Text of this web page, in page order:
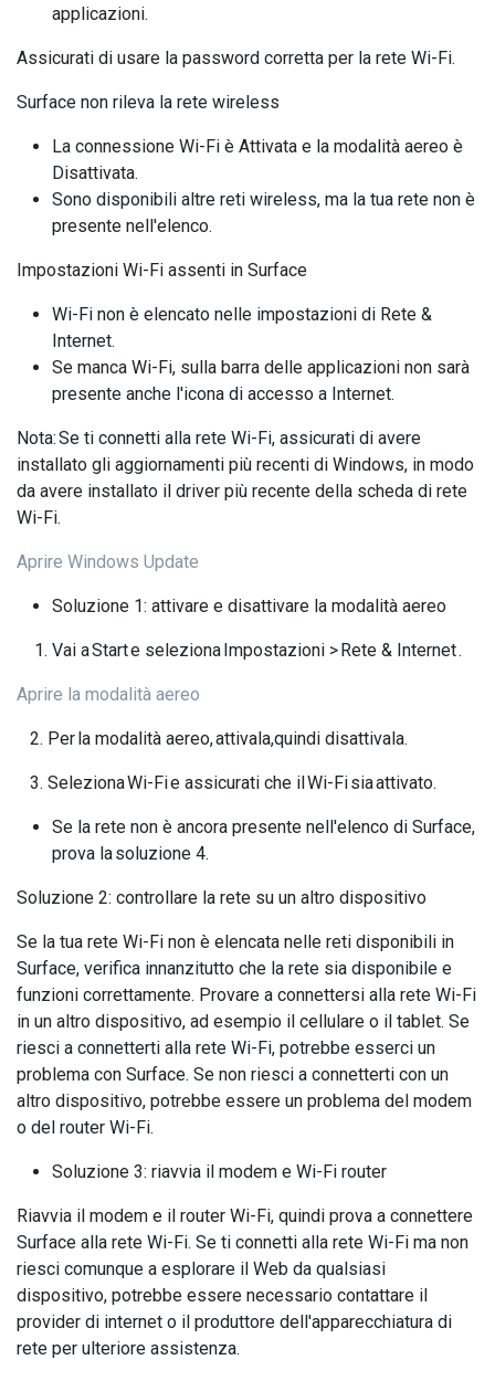
applicazioni.
Assicurati di usare la password corretta per la rete Wi-Fi.
Surface non rileva la rete wireless
La connessione Wi-Fi è Attivata e la modalità aereo è
Disattivata.
Sono disponibili altre reti wireless, ma la tua rete non è
presente nell'elenco.
Impostazioni Wi-Fi assenti in Surface
Wi-Fi non è elencato nelle impostazioni di Rete &
Internet.
Se manca Wi-Fi, sulla barra delle applicazioni non sarà
presente anche l'icona di accesso a Internet.
Nota: Se ti connetti alla rete Wi-Fi, assicurati di avere
installato gli aggiornamenti più recenti di Windows, in modo
da avere installato il driver più recente della scheda di rete
Wi-Fi.
Aprire Windows Update
Soluzione 1: attivare e disattivare la modalità aereo
Vai a Start e seleziona Impostazioni > Rete & Internet .
Aprire la modalità aereo
2. Per la modalità aereo, attivala,quindi disattivala.
3. Seleziona Wi-Fi e assicurati che il Wi-Fi sia attivato.
Se la rete non è ancora presente nell'elenco di Surface,
prova la soluzione 4.
Soluzione 2: controllare la rete su un altro dispositivo
Se la tua rete Wi-Fi non è elencata nelle reti disponibili in
Surface, verifica innanzitutto che la rete sia disponibile e
funzioni correttamente. Provare a connettersi alla rete Wi-Fi
in un altro dispositivo, ad esempio il cellulare o il tablet. Se
riesci a connetterti alla rete Wi-Fi, potrebbe esserci un
problema con Surface. Se non riesci a connetterti con un
altro dispositivo, potrebbe essere un problema del modem
o del router Wi-Fi.
Soluzione 3: riavvia il modem e Wi-Fi router
Riavvia il modem e il router Wi-Fi, quindi prova a connettere
Surface alla rete Wi-Fi. Se ti connetti alla rete Wi-Fi ma non
riesci comunque a esplorare il Web da qualsiasi
dispositivo, potrebbe essere necessario contattare il
provider di internet o il produttore dell'apparecchiatura di
rete per ulteriore assistenza.